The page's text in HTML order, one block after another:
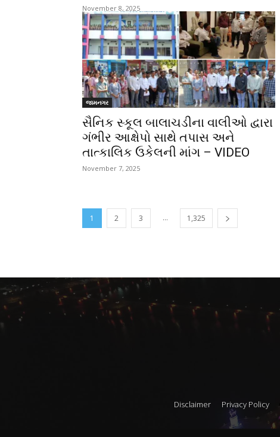
November 8, 2025
જામનગર
સૈનિક સ્કૂલ બાલાચડીના વાલીઓ દ્વારા
ગંભીર આક્ષેપો સાથે તપાસ અને
તાત્કાલિક ઉકેલની માંગ – VIDEO
November 7, 2025
1 2 3 ... 1,325
Disclaimer Privacy Policy